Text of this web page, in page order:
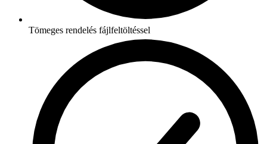
Tömeges rendelés fájlfeltöltéssel